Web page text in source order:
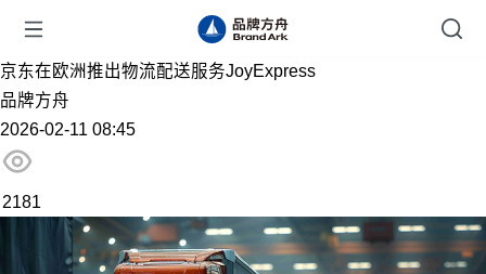
京东在欧洲推出物流配送服务JoyExpress
品牌方舟
2026-02-11 08:45
2181